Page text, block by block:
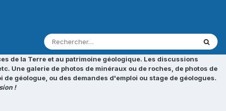
de la Terre et au patrimoine géologique. Les discussions
Une galerie de photos de minéraux ou de roches, de photos de
géologue, ou des demandes d'emploi ou stage de géologues.
!